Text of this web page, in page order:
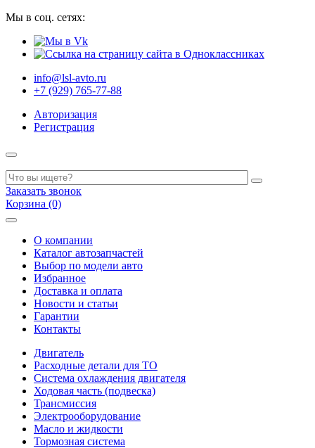
Мы в соц. сетях:
info@lsl-avto.ru
+7 (929) 765-77-88
Авторизация
Регистрация
Заказать звонок
Корзина (0)
О компании
Каталог автозапчастей
Выбор по модели авто
Избранное
Доставка и оплата
Новости и статьи
Гарантии
Контакты
Двигатель
Расходные детали для ТО
Система охлаждения двигателя
Ходовая часть (подвеска)
Трансмиссия
Электрооборудование
Масло и жидкости
Тормозная система